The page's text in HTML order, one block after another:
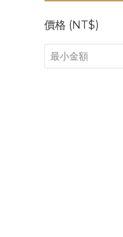
價格 (NT$)